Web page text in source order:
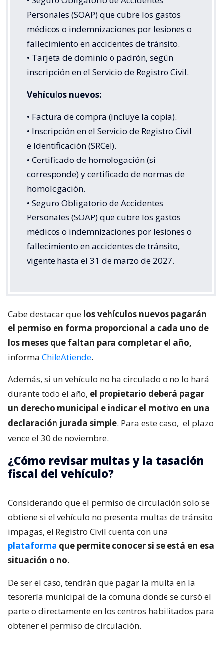
Personales (SOAP) que cubre los gastos
médicos o indemnizaciones por lesiones o
fallecimiento en accidentes de tránsito.
• Tarjeta de dominio o padrón, según
inscripción en el Servicio de Registro Civil.
Vehículos nuevos:
• Factura de compra (incluye la copia).
• Inscripción en el Servicio de Registro Civil
e Identificación (SRCeI).
• Certificado de homologación (si
corresponde) y certificado de normas de
homologación.
• Seguro Obligatorio de Accidentes
Personales (SOAP) que cubre los gastos
médicos o indemnizaciones por lesiones o
fallecimiento en accidentes de tránsito,
vigente hasta el 31 de marzo de 2027.
Cabe destacar que los vehículos nuevos pagarán
el permiso en forma proporcional a cada uno de
los meses que faltan para completar el año,
informa ChileAtiende.
Además, si un vehículo no ha circulado o no lo hará
durante todo el año, el propietario deberá pagar
un derecho municipal e indicar el motivo en una
declaración jurada simple. Para este caso, el plazo
vence el 30 de noviembre.
¿Cómo revisar multas y la tasación
fiscal del vehículo?
Considerando que el permiso de circulación solo se
obtiene si el vehículo no presenta multas de tránsito
impagas, el Registro Civil cuenta con una
plataforma que permite conocer si se está en esa
situación o no.
De ser el caso, tendrán que pagar la multa en la
tesorería municipal de la comuna donde se cursó el
parte o directamente en los centros habilitados para
obtener el permiso de circulación.